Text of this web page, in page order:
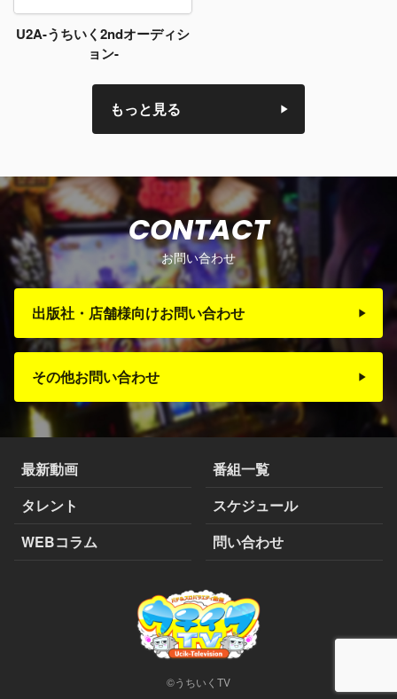
U2A-うちいく2ndオーディシ
ョン-
もっと見る
お問い合わせ
CONTACT
出版社・店舗様向けお問い合わせ
その他お問い合わせ
最新動画
番組一覧
タレント
スケジュール
WEBコラム
問い合わせ
©うちいくTV